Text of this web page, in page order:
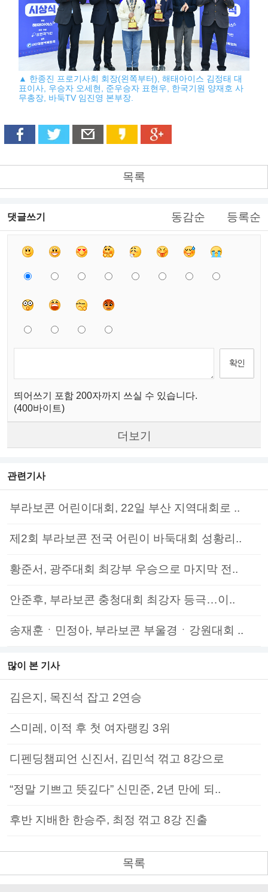
▲ 한종진 프로기사회 회장(왼쪽부터), 해태아이스 김정태 대
표이사, 우승자 오세현, 준우승자 표현우, 한국기원 양재호 사
무총장, 바둑TV 임진영 본부장.
목록
댓글쓰기 동감순 등록순
띄어쓰기 포함 200자까지 쓰실 수 있습니다.
(400바이트)
더보기
관련기사
부라보콘 어린이대회, 22일 부산 지역대회로 ..
제2회 부라보콘 전국 어린이 바둑대회 성황리..
황준서, 광주대회 최강부 우승으로 마지막 전..
안준후, 부라보콘 충청대회 최강자 등극…이..
송재훈ㆍ민정아, 부라보콘 부울경ㆍ강원대회 ..
많이 본 기사
김은지, 목진석 잡고 2연승
스미레, 이적 후 첫 여자랭킹 3위
디펜딩챔피언 신진서, 김민석 꺾고 8강으로
“정말 기쁘고 뜻깊다” 신민준, 2년 만에 되..
후반 지배한 한승주, 최정 꺾고 8강 진출
목록